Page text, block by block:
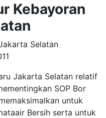
Kebayoran
Selatan
Jakarta Selatan relatif
SOP Bor
untuk
Bersih serta untuk